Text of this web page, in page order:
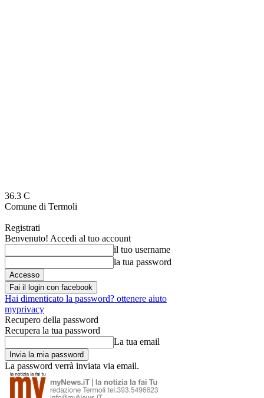
36.3 C
Comune di Termoli
Registrati
Benvenuto! Accedi al tuo account
il tuo username
la tua password
Fai il login con facebook
Hai dimenticato la password? ottenere aiuto
myprivacy
Recupero della password
Recupera la tua password
La tua email
La password verrà inviata via email.